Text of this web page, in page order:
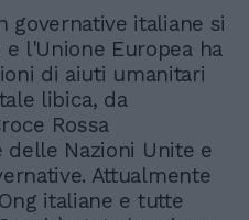
governative italiane si
l'Unione Europea ha
di aiuti umanitari
libica, da
Rossa
delle Nazioni Unite e
Attualmente
italiane e tutte